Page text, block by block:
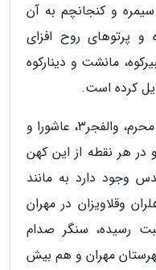
و کنجانچم به آن
و پرتوهای روح افزای
مانشت و دینارکوه
کرده است.
دکمک که عملیات های مهمی چون محرم، والفجر3، عاشورا و
و در هر نقطه از این کهن
وجود دارد به مانند
وقلاویزان در مهران
رسیده، سنگر صدام
شهرستان مهران و هم بیش